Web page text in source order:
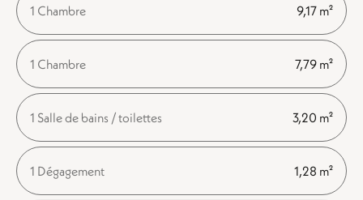
1 Chambre 9,17 m²
1 Chambre 7,79 m²
1 Salle de bains / toilettes 3,20 m²
1 Dégagement 1,28 m²